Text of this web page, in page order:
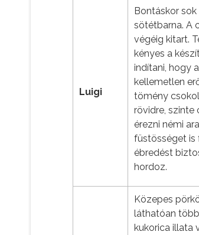
Luigi
Bontáskor
sötétbarna. A
végéig kitart.
kényes a
indítani, hogy
kellemetlen
tömény
rövidre, szinte
érezni némi
füstösséget is
ébredést
hordoz.
Közepes
láthatóan
kukorica illata